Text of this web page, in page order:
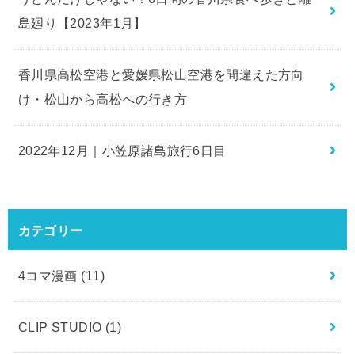
島廻り【2023年1月】
香川県高松空港と愛媛県松山空港を間違えた方向
け・松山から高松への行き方
2022年12月｜小笠原諸島旅行6日目
カテゴリー
4コマ漫画 (11)
CLIP STUDIO (1)